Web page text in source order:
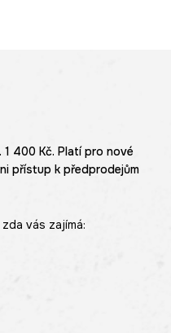
400 Kč. Platí pro nové
přístup k předprodejům
vás zajímá: